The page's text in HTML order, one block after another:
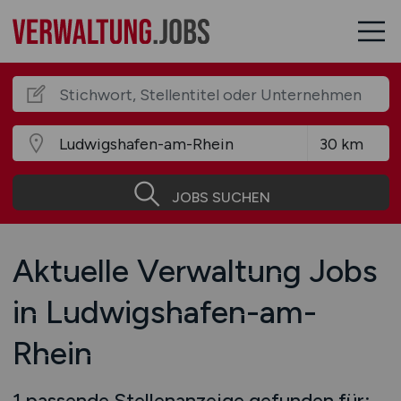
JOBS SUCHEN
Aktuelle Verwaltung Jobs
in Ludwigshafen-am-
Rhein